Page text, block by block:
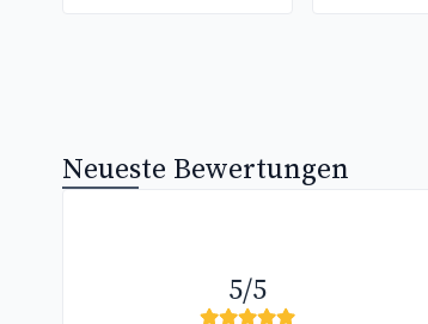
Neueste Bewertungen
5/5